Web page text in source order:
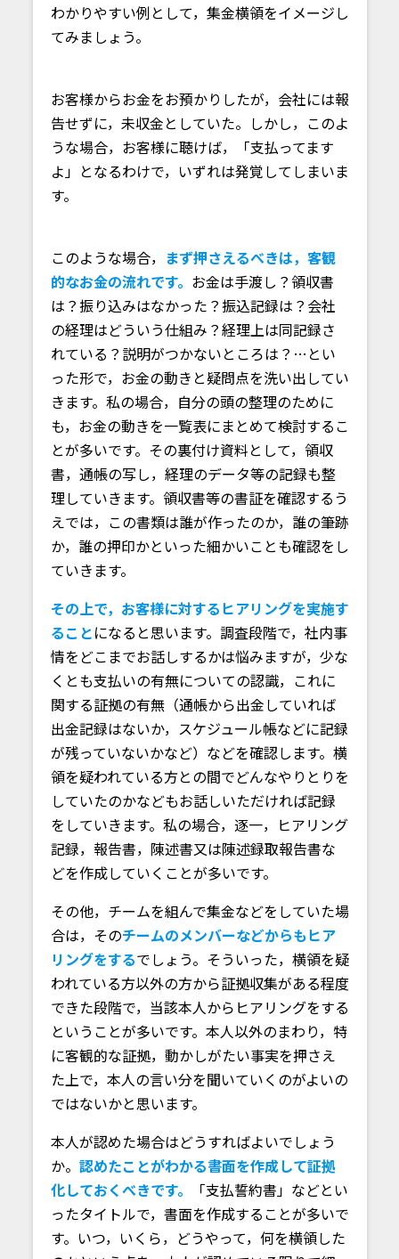
わかりやすい例として，集金横領をイメージし
てみましょう。
お客様からお金をお預かりしたが，会社には報
告せずに，未収金としていた。しかし，このよ
うな場合，お客様に聴けば，「支払ってます
よ」となるわけで，いずれは発覚してしまいま
す。
このような場合， まず押さえるべきは，客観
的なお金の流れです。 お金は手渡し？領収書
は？振り込みはなかった？振込記録は？会社
の経理はどういう仕組み？経理上は同記録さ
れている？説明がつかないところは？…とい
った形で，お金の動きと疑問点を洗い出してい
きます。私の場合，自分の頭の整理のために
も，お金の動きを一覧表にまとめて検討するこ
とが多いです。その裏付け資料として，領収
書，通帳の写し，経理のデータ等の記録も整
理していきます。領収書等の書証を確認するう
えでは，この書類は誰が作ったのか，誰の筆跡
か，誰の押印かといった細かいことも確認をし
ていきます。
その上で，お客様に対するヒアリングを実施す
ることになると思います。調査段階で，社内事
情をどこまでお話しするかは悩みますが，少な
くとも支払いの有無についての認識，これに
関する証拠の有無（通帳から出金していれば
出金記録はないか，スケジュール帳などに記録
が残っていないかなど）などを確認します。横
領を疑われている方との間でどんなやりとりを
していたのかなどもお話しいただければ記録
をしていきます。私の場合，逐一，ヒアリング
記録，報告書，陳述書又は陳述録取報告書な
どを作成していくことが多いです。
その他，チームを組んで集金などをしていた場
合は，そのチームのメンバーなどからもヒア
リングをするでしょう。そういった，横領を疑
われている方以外の方から証拠収集がある程度
できた段階で，当該本人からヒアリングをする
ということが多いです。本人以外のまわり，特
に客観的な証拠，動かしがたい事実を押さえ
た上で，本人の言い分を聞いていくのがよいの
ではないかと思います。
本人が認めた場合はどうすればよいでしょう
か。 認めたことがわかる書面を作成して証拠
化しておくべきです。
「支払誓約書」などとい
ったタイトルで，書面を作成することが多いで
す。いつ，いくら，どうやって，何を横領した